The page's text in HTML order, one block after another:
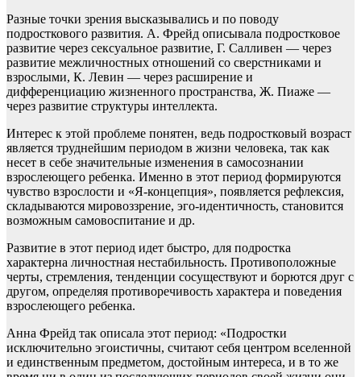
Разные точки зрения высказывались и по поводу
подросткового развития. А. Фрейд описывала подростковое
развитие через сексуальное развитие, Г. Салливен — через
развитие межличностных отношений со сверстниками и
взрослыми, К. Левин — через расширение и
дифференциацию жизненного пространства, Ж. Пиаже —
через развитие структуры интеллекта.
Интерес к этой проблеме понятен, ведь подростковый возраст
является труднейшим периодом в жизни человека, так как
несет в себе значительные изменения в самосознании
взрослеющего ребенка. Именно в этот период формируются
чувство взрослости и «Я-концепция», появляется рефлексия,
складываются мировоззрение, эго-идентичность, становится
возможным самовоспитание и др.
Развитие в этот период идет быстро, для подростка
характерна личностная нестабильность. Противоположные
черты, стремления, тенденции сосуществуют и борются друг с
другом, определяя противоречивость характера и поведения
взрослеющего ребенка.
Анна Фрейд так описала этот период: «Подростки
исключительно эгоистичны, считают себя центром вселенной
и единственным предметом, достойным интереса, и в то же